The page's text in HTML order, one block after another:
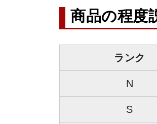
商品の程度
ランク
N
S